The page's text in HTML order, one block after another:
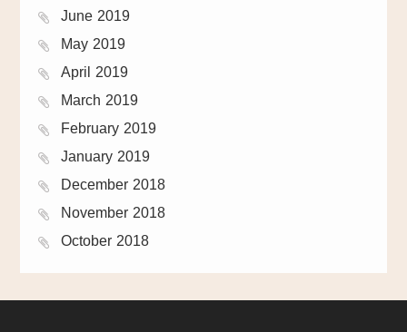
June 2019
May 2019
April 2019
March 2019
February 2019
January 2019
December 2018
November 2018
October 2018